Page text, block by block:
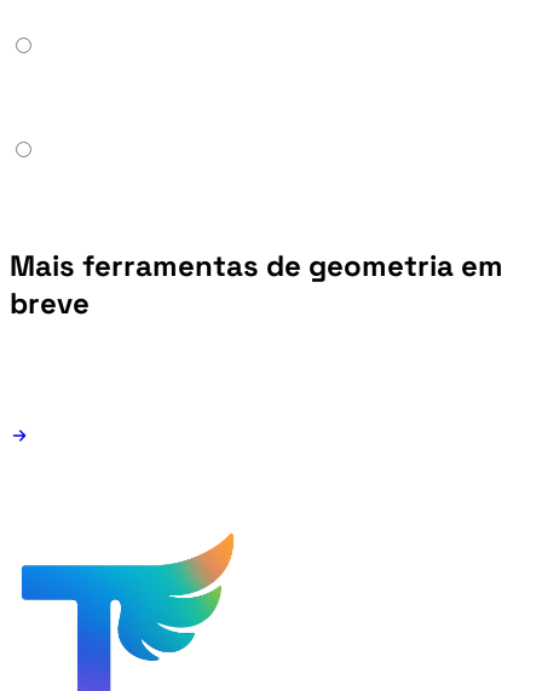
Mais ferramentas de geometria em
breve